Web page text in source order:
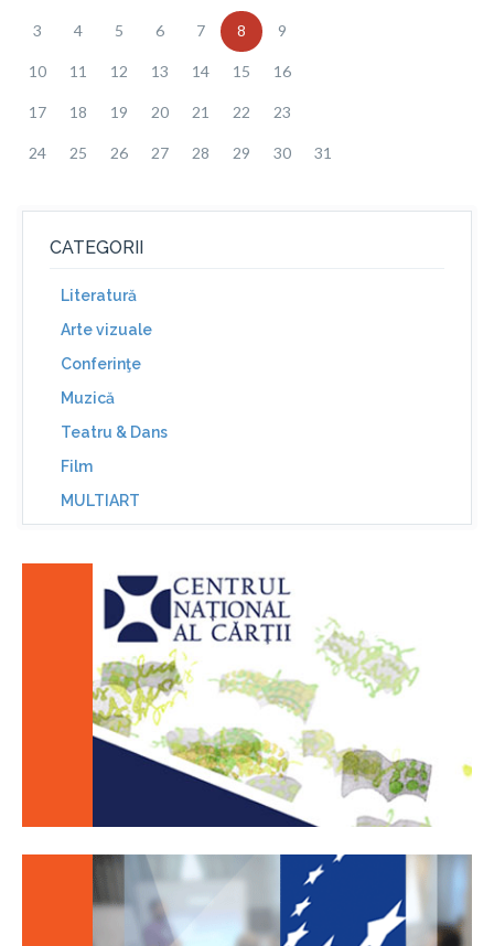
3 4 5 6 7 8 9
10 11 12 13 14 15 16
17 18 19 20 21 22 23
24 25 26 27 28 29 30 31
CATEGORII
Literatură
Arte vizuale
Conferinţe
Muzică
Teatru & Dans
Film
MULTIART